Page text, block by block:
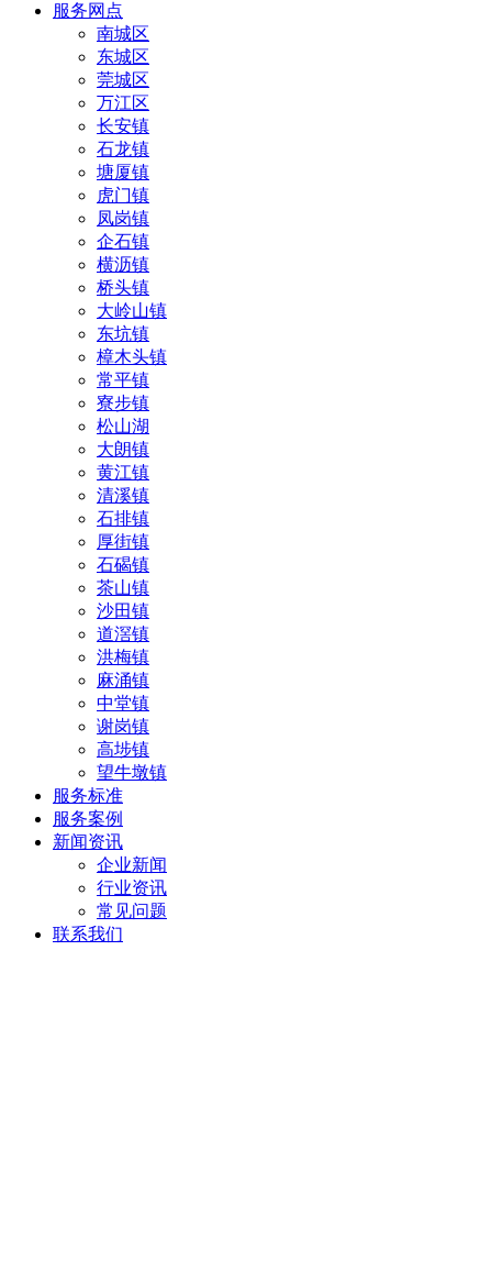
服务网点
南城区
东城区
莞城区
万江区
长安镇
石龙镇
塘厦镇
虎门镇
凤岗镇
企石镇
横沥镇
桥头镇
大岭山镇
东坑镇
樟木头镇
常平镇
寮步镇
松山湖
大朗镇
黄江镇
清溪镇
石排镇
厚街镇
石碣镇
茶山镇
沙田镇
道滘镇
洪梅镇
麻涌镇
中堂镇
谢岗镇
高埗镇
望牛墩镇
服务标准
服务案例
新闻资讯
企业新闻
行业资讯
常见问题
联系我们